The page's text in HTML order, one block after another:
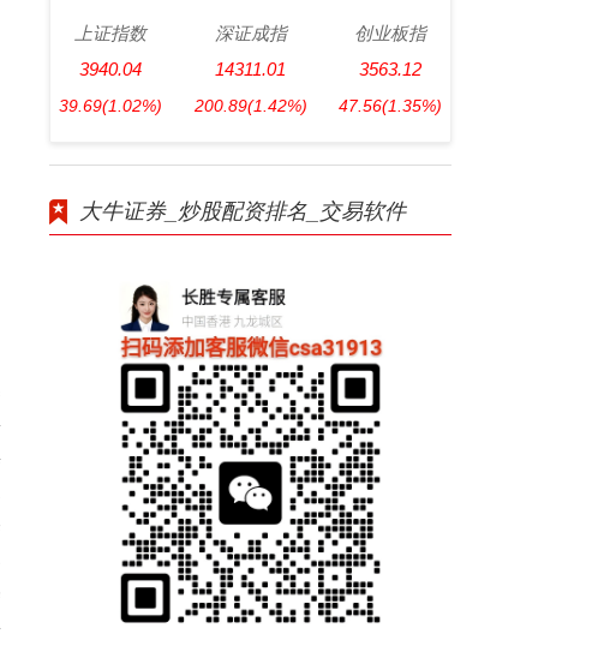
上证指数
3940.04
39.69(1.02%)
深证成指
14311.01
200.89(1.42%)
创业板指
3563.12
47.56(1.35%)
大牛证券_炒股配资排名_交易软件